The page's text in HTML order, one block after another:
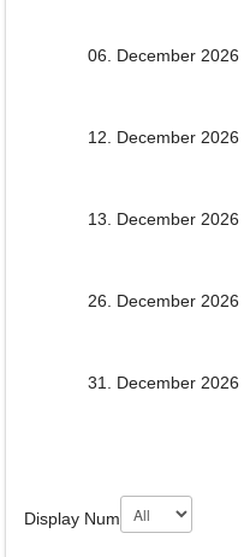
06. December 2026
12. December 2026
13. December 2026
26. December 2026
31. December 2026
Display Num